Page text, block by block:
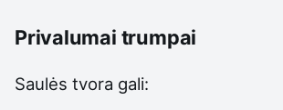
Privalumai trumpai
Saulės tvora gali: